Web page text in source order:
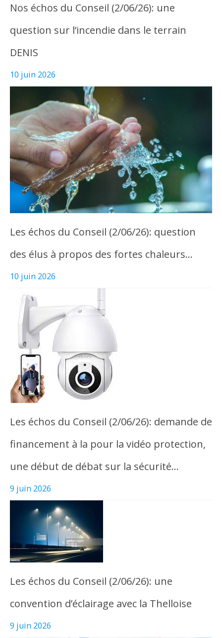
Nos échos du Conseil (2/06/26): une
question sur l’incendie dans le terrain
DENIS
10 juin 2026
Les échos du Conseil (2/06/26): question
des élus à propos des fortes chaleurs…
10 juin 2026
Les échos du Conseil (2/06/26): demande de
financement à la pour la vidéo protection,
une début de débat sur la sécurité…
9 juin 2026
Les échos du Conseil (2/06/26): une
convention d’éclairage avec la Thelloise
9 juin 2026